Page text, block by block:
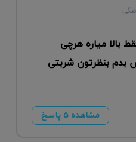
بالا میاره هرچی
بدم بنظرتون شربتی
مشاهده ۵ پاسخ